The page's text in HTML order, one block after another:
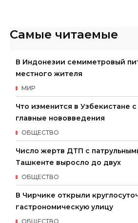
Самые читаемые
В Индонезии семиметровый
местного жителя
МИР
Что изменится в Узбекистане с
главные нововведения
ОБЩЕСТВО
Число жертв ДТП с
Ташкенте выросло до двух
ОБЩЕСТВО
В Чирчике открыли
гастрономическую улицу
ОБЩЕСТВО